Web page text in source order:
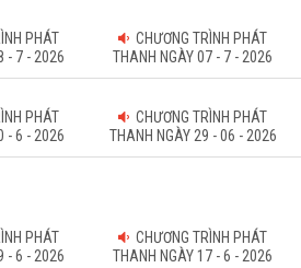
PHÁT
- 7 - 2026
CHƯƠNG TRÌNH PHÁT
THANH NGÀY 07 - 7 - 2026
PHÁT
- 6 - 2026
CHƯƠNG TRÌNH PHÁT
THANH NGÀY 29 - 06 - 2026
PHÁT
- 6 - 2026
CHƯƠNG TRÌNH PHÁT
THANH NGÀY 17 - 6 - 2026